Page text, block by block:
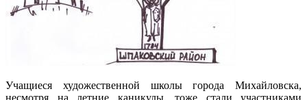
Учащиеся художественной школы города Михайловска,
несмотря на летние каникулы, тоже стали участниками